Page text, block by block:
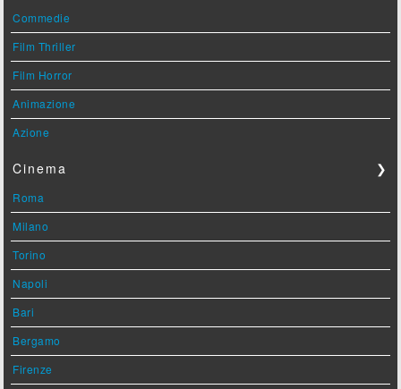
Commedie
Film Thriller
Film Horror
Animazione
Azione
Cinema ❯
Roma
Milano
Torino
Napoli
Bari
Bergamo
Firenze